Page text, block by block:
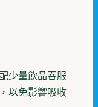
少量飲品吞服
以免影響吸收